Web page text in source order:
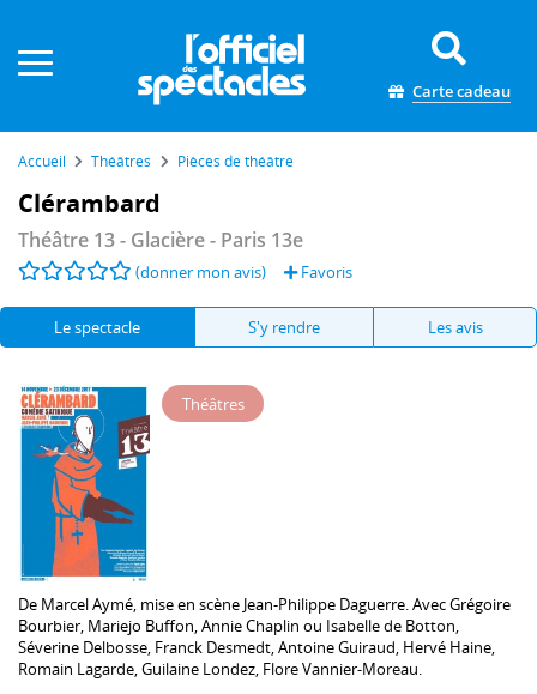
Carte cadeau
Accueil Théâtres Pièces de théâtre
Clérambard
Théâtre 13 - Glacière- Paris 13e
(donner mon avis) Favoris
Le spectacle S'y rendre Les avis
Théâtres
De Marcel Aymé , mise en scène Jean-Philippe Daguerre . AvecGrégoire
Bourbier Mariejo Buffon Annie Chaplin ou Isabelle de Botton
Séverine Delbosse Franck Desmedt Antoine Guiraud Hervé Haine
Romain Lagarde Guilaine Londez Flore Vannier-Moreau